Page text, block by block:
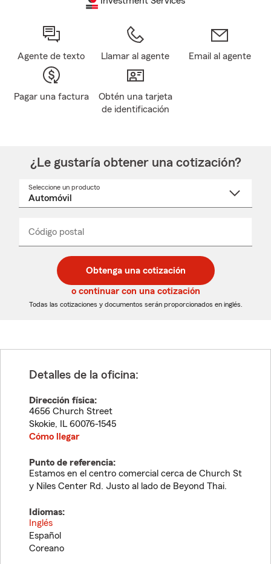
Agente de texto Llamar al agente Email al agente
Pagar una factura
Obtén una tarjeta
de identificación
¿Le gustaría obtener una cotización?
Seleccione un producto
desplegable
Código postal
de
5
dígitos
de
5
dígitos
_____
Obtenga una cotización
o continuar con una cotización
Todas las cotizaciones y documentos serán proporcionados en inglés.
Detalles de la oficina:
Dirección física:
4656 Church Street
Skokie, IL 60076-1545
Cómo llegar
Punto de referencia:
Estamos en el centro comercial cerca de Church St
y Niles Center Rd. Justo al lado de Beyond Thai.
Idiomas:
Inglés
Español
Coreano